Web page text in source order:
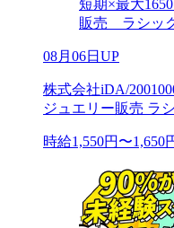
短期×最大
販売 ラシッ
08月06日UP
株式会社iDA/
ジュエリー販売 ラ
時給1,550円〜1,650